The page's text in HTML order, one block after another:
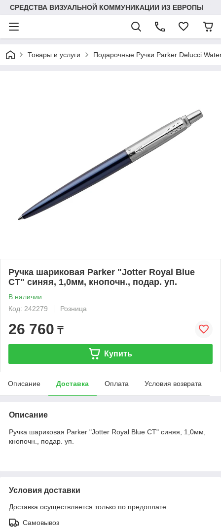
СРЕДСТВА ВИЗУАЛЬНОЙ КОММУНИКАЦИИ ИЗ ЕВРОПЫ
Товары и услуги Подарочные Ручки Parker Delucci
Ручка шариковая Parker "Jotter Royal Blue
CT" синяя, 1,0мм, кнопочн., подар. уп.
В наличии
Код: 242279
Розница
26 760 ₸
Купить
Описание Доставка Оплата Условия возврата
Описание
Ручка шариковая Parker "Jotter Royal Blue CT" синяя, 1,0мм,
кнопочн., подар. уп.
Условия доставки
Доставка осуществляется только по предоплате.
Самовывоз